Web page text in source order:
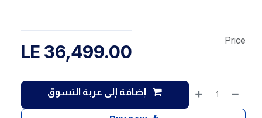
إضافة إلى عربة التسوق
Price
36,499.00